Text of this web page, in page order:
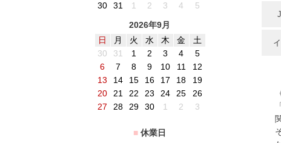
30
31 1 2 3 4
5
2026年9月
日
月 火 水 木 金
土
30
31 1 2 3 4
5
6
7 8 9 10 11
12
13
14 15 16 17 18
19
20
21 22 23 24 25
26
27
28 29 30 1 2 3
■ 休業日